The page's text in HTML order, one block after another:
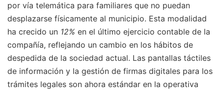
por vía telemática para familiares que no puedan
desplazarse físicamente al municipio. Esta modalidad
ha crecido un 12% en el último ejercicio contable de la
compañía, reflejando un cambio en los hábitos de
despedida de la sociedad actual. Las pantallas táctiles
de información y la gestión de firmas digitales para los
trámites legales son ahora estándar en la operativa